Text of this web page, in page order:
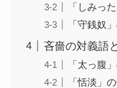
「しみっ
「守銭奴
吝嗇の対義語
「太っ腹
「恬淡」